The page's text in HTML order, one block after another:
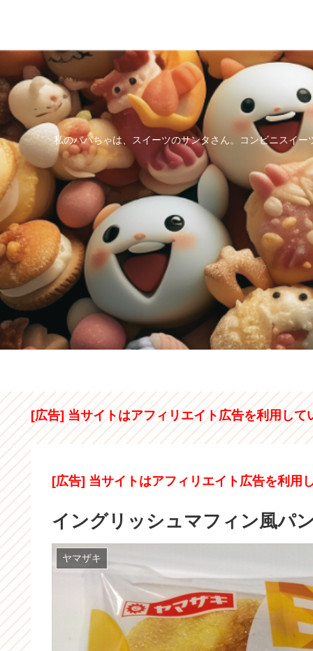
私のパパちゃは、スイーツのサンタさん。コンビニスイ
[広告] 当サイトはアフィリエイト広告を利用して
[広告] 当サイトはアフィリエイト広告を利用
イングリッシュマフィン風パ
ヤマザキ